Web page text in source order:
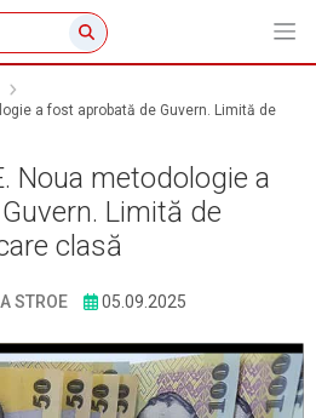
a fost aprobată de Guvern. Limită de
Noua metodologie a
Limită de
clasă
STROE 05.09.2025